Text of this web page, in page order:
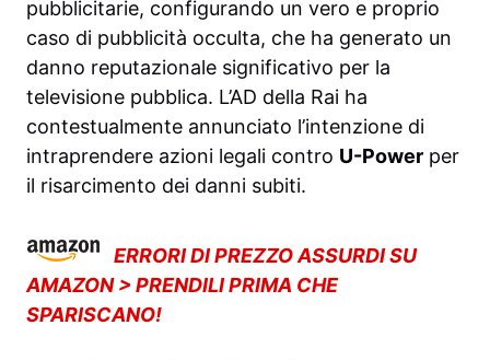
pubblicitarie, configurando un vero e proprio
caso di pubblicità occulta, che ha generato un
danno reputazionale significativo per la
televisione pubblica. L’AD della Rai ha
contestualmente annunciato l’intenzione di
intraprendere azioni legali contro U-Power per
il risarcimento dei danni subiti.
ERRORI DI PREZZO ASSURDI SU
AMAZON > PRENDILI PRIMA CHE
SPARISCANO!